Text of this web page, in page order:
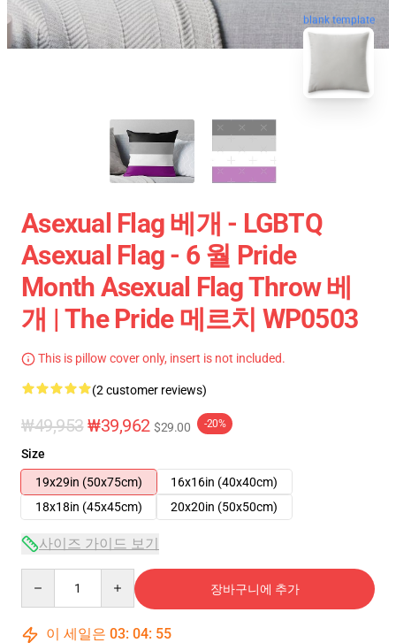
blank template
Asexual Flag 베개 - LGBTQ
Asexual Flag - 6 월 Pride
Month Asexual Flag Throw 베
개 | The Pride 메르치 WP0503
This is pillow cover only, insert is not included.
(2 customer reviews)
₩49,953 ₩39,962 $29.00 -20%
Size
19x29in (50x75cm)
16x16in (40x40cm)
18x18in (45x45cm)
20x20in (50x50cm)
사이즈 가이드 보기
장바구니에 추가
이 세일은 03: 04: 54